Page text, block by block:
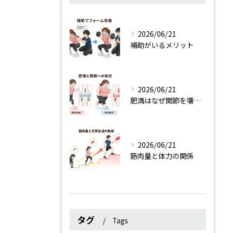
2026/06/21
補助がいるメリット
2026/06/21
肥満はなぜ関節を壊すのか？
2026/06/21
筋肉量と体力の関係
タグ Tags